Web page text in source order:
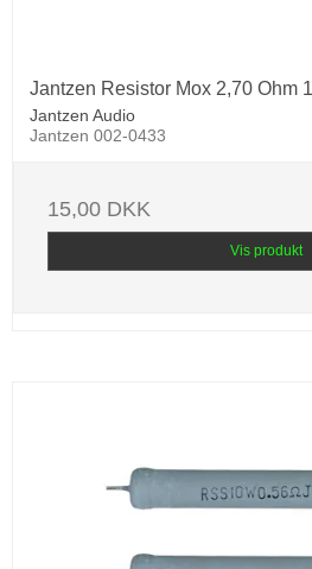
Jantzen Resistor Mox 2,70 Ohm
Jantzen Audio
Jantzen 002-0433
15,00 DKK
Vis produkt